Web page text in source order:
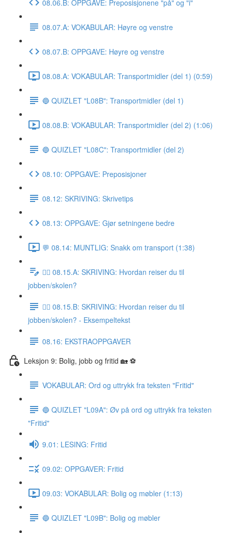
08.06.B: OPPGAVE: Preposisjonene "på" og "i"
08.07.A: VOKABULAR: Høyre og venstre
08.07.B: OPPGAVE: Høyre og venstre
08.08.A: VOKABULAR: Transportmidler (del 1) (0:59)
🔵 QUIZLET "L08B": Transportmidler (del 1)
08.08.B: VOKABULAR: Transportmidler (del 2) (1:06)
🔵 QUIZLET "L08C": Transportmidler (del 2)
08.10: OPPGAVE: Preposisjoner
08.12: SKRIVING: Skrivetips
08.13: OPPGAVE: Gjør setningene bedre
💬 08.14: MUNTLIG: Snakk om transport (1:38)
✍🏼 08.15.A: SKRIVING: Hvordan reiser du til
jobben/skolen?
✍🏼 08.15.B: SKRIVING: Hvordan reiser du til
jobben/skolen? - Eksempeltekst
08.16: EKSTRAOPPGAVER
Leksjon 9: Bolig, jobb og fritid 🏡 ⚽️
VOKABULAR: Ord og uttrykk fra teksten "Fritid"
🔵 QUIZLET "L09A": Øv på ord og uttrykk fra teksten
"Fritid"
9.01: LESING: Fritid
09.02: OPPGAVER: Fritid
09.03: VOKABULAR: Bolig og møbler (1:13)
🔵 QUIZLET "L09B": Bolig og møbler